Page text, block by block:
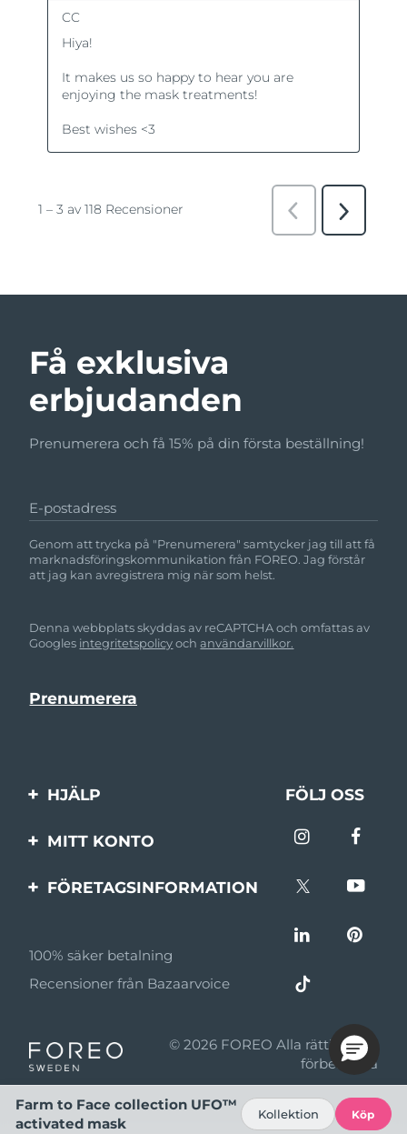
Få exklusiva
erbjudanden
Prenumerera och få 15% på din första beställning!
E-postadress
Genom att trycka på "Prenumerera" samtycker jag till att få
marknadsföringskommunikation från FOREO. Jag förstår
att jag kan avregistrera mig när som helst.
Denna webbplats skyddas av reCAPTCHA och omfattas av
Googles integritetspolicyochanvändarvillkor.
HJÄLP
Kontakta oss
FÖLJ OSS
MITT KONTO
Produktregistrering
FÖRETAGSINFORMATION
Affiliateprogram
Affiliate-nyheter
Återförsäljare
Användningsvillkor
100% säker betalning
Recensioner från Bazaarvoice
© 2026 FOREO Alla rättigheter
förbehållna
Farm to Face collection UFO™
activated mask
Kollektion Köp